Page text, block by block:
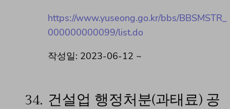
https://www.yuseong.go.kr/bbs/BBSMSTR_
000000000099/list.do
작성일: 2023-06-12 ~
34. 건설업 행정처분(과태료) 공